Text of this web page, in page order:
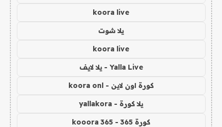
koora live
يلا شوت
koora live
Yalla Live - يلا لايف
كورة اون لاين - koora onl
يلا كورة - yallakora
كورة 365 - kooora 365